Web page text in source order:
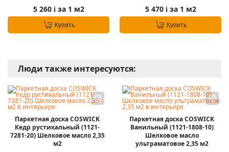
5 260 iза 1 м2
Купить
5 470 iза 1 м2
Купить
Люди также интересуются:
Паркетная доска COSWICK
Кедр рустикальный (1121-
7281-20) Шелковое масло 2,35
м2
Паркетная доска COSWICK
Ванильный (1121-1808-10)
Шелковое масло
ультраматовое 2,35 м2